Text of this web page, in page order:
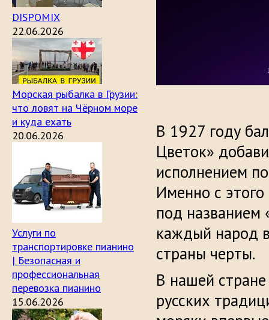
DISPOMIX
22.06.2026
Морская рыбалка в Грузии:
что ловят на Чёрном море
и куда ехать
20.06.2026
Услуги по
транспортировке пианино
| Безопасная и
профессиональная
перевозка пианино
15.06.2026
В 1927 году
Цветок»
исполнением
Именно с
под названием
каждый народ
страны черты.
В нашей
русских